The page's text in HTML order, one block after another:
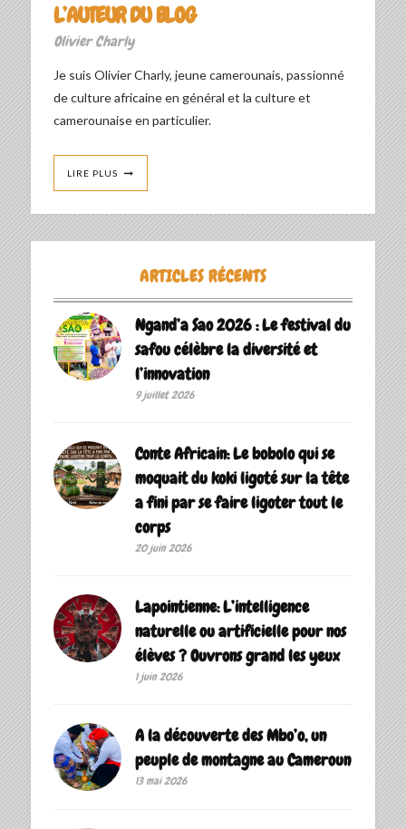
L’AUTEUR DU BLOG
Olivier Charly
Je suis Olivier Charly, jeune camerounais, passionné
de culture africaine en général et la culture et
camerounaise en particulier.
LIRE PLUS
ARTICLES RÉCENTS
Ngand’a Sao 2026 : Le festival du
safou célèbre la diversité et
l’innovation
9 juillet 2026
Conte Africain: Le bobolo qui se
moquait du koki ligoté sur la tête
a fini par se faire ligoter tout le
corps
20 juin 2026
Lapointienne: L’intelligence
naturelle ou artificielle pour nos
élèves ? Ouvrons grand les yeux
1 juin 2026
A la découverte des Mbo’o, un
peuple de montagne au Cameroun
13 mai 2026